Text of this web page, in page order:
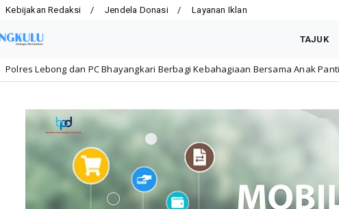
Kebijakan Redaksi Jendela Donasi Layanan Iklan
TAJUK
Bhayangkari Berbagi Kebahagiaan Bersama Anak Panti Asuhan Daerah